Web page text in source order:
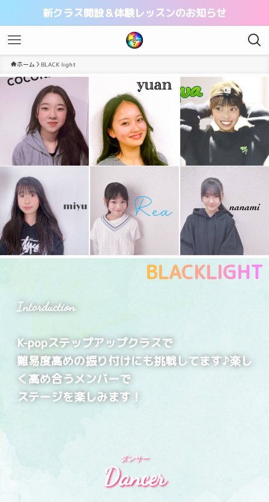
新クラス開設＆体験レッスンのお知らせ
ホーム BLACK light
BLACKLIGHT
Intorduction
K-popステップアップクラスで
難易度高めの振り付けにも挑戦してます♪楽し
く高め合うメンバーで
ステージを楽しみます！
Dancer
ダンサー